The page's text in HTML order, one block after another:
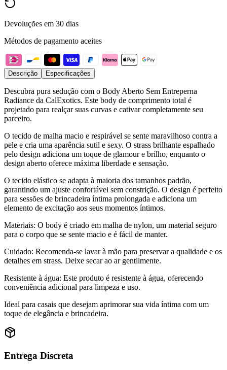
Devoluções em 30 dias
Métodos de pagamento aceites
Descrição Especificações
Descubra pura sedução com o Body Aberto Sem Entreperna
Radiance da CalExotics. Este body de comprimento total é
projetado para realçar suas curvas e cativar completamente seu
parceiro.
O tecido de malha macio e respirável se sente maravilhoso contra a
pele e cria uma aparência sutil e sexy. O strass brilhante espalhado
pelo design adiciona um toque de glamour e brilho, enquanto o
design aberto oferece máxima liberdade e sensação.
O tecido elástico se adapta à maioria dos tamanhos padrão,
garantindo um ajuste confortável sem constrição. O design é perfeito
para sessões de brincadeira íntima prolongada e adiciona um
elemento de excitação aos seus momentos íntimos.
Materiais: O body é criado em malha de nylon, um material seguro
para o corpo que se sente macio e é fácil de manter.
Cuidado: Recomenda-se lavar à mão para preservar a qualidade e os
detalhes em strass. Deixe secar ao ar gentilmente.
Resistente à água: Este produto é resistente à água, oferecendo
conveniência adicional para limpeza e uso.
Ideal para casais que desejam aprimorar sua vida íntima com um
toque de elegância e brincadeira.
Entrega Discreta